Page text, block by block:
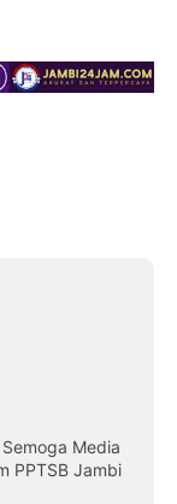
Media
PPTSB Jambi